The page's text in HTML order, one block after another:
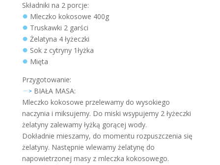
Składniki na 2 porcje:
Mleczko kokosowe 400g
Truskawki 2 garści
Żelatyna 4 łyżeczki
Sok z cytryny 1łyżka
Mięta
Przygotowanie:
BIAŁA MASA:
Mleczko kokosowe przelewamy do wysokiego
naczynia i miksujemy. Do miski wsypujemy 2 łyżeczki
żelatyny zalewamy łyżką gorącej wody.
Dokładnie mieszamy, do momentu rozpuszczenia się
żelatyny. Następnie wlewamy żelatynę do
napowietrzonej masy z mleczka kokosowego.